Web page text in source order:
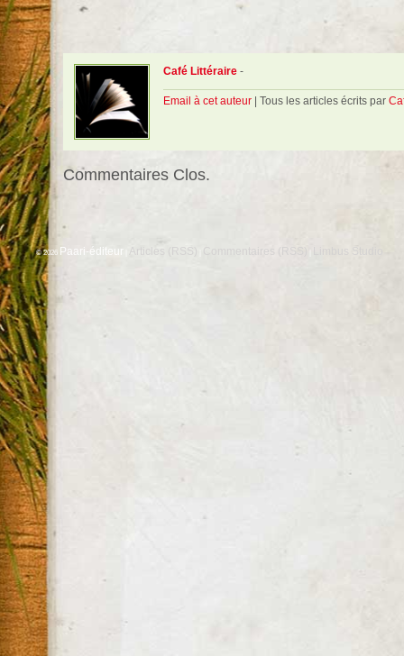
Café Littéraire -
Email à cet auteur | Tous les articles écrits par
Commentaires Clos.
© 2026 Paari-éditeur Articles (RSS) Commentaires (RSS) Limbus Studio